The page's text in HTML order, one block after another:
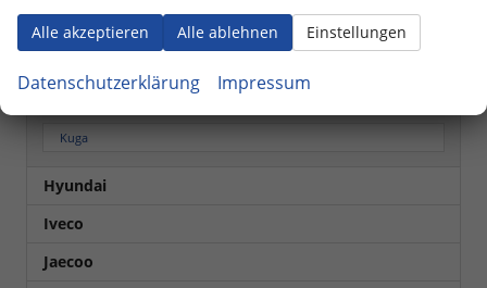
Dacia
Fiat
Ford
Kuga
Hyundai
Iveco
Jaecoo
Alle akzeptieren Alle ablehnen Einstellungen
Datenschutzerklärung Impressum